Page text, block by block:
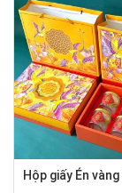
Hộp giấy Én vàng